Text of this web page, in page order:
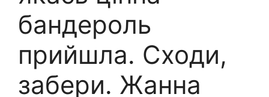
бандероль
прийшла. Сходи,
забери. Жанна